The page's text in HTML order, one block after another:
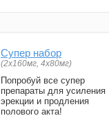
Супер набор
(2х160мг, 4х80мг)
Попробуй все супер
препараты для усиления
эрекции и продления
полового акта!